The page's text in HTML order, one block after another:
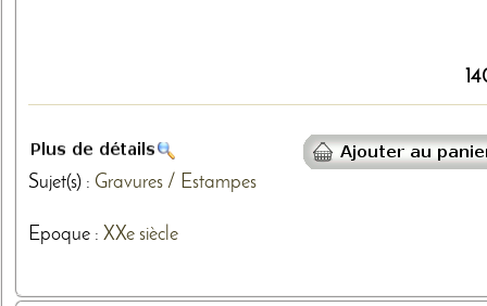
Sujet(s) : Gravures / Estampes
Epoque : XXe siècle